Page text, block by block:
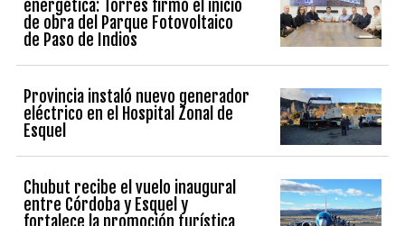
energética: Torres firmó el inicio
de obra del Parque Fotovoltaico
de Paso de Indios
Provincia instaló nuevo generador
eléctrico en el Hospital Zonal de
Esquel
Chubut recibe el vuelo inaugural
entre Córdoba y Esquel y
fortalece la promoción turística